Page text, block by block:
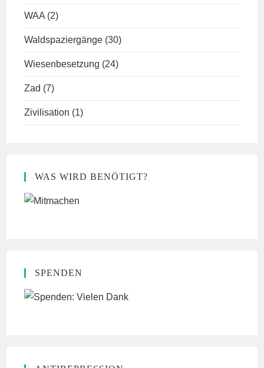
WAA (2)
Waldspaziergänge (30)
Wiesenbesetzung (24)
Zad (7)
Zivilisation (1)
WAS WIRD BENÖTIGT?
SPENDEN